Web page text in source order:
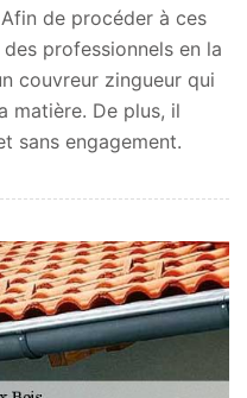
de procéder à ces
professionnels en la
couvreur zingueur qui
matière. De plus, il
sans engagement.